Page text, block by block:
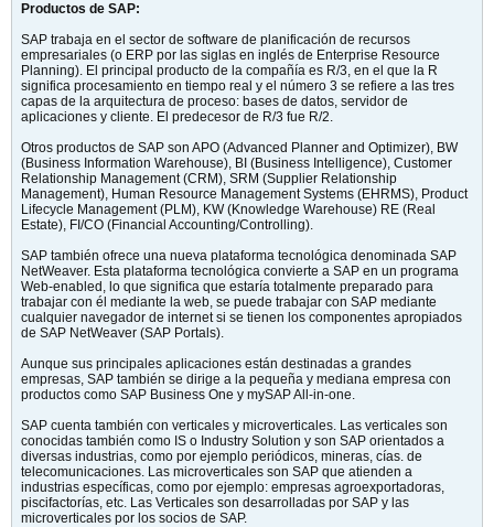
Productos de SAP:
SAP trabaja en el sector de software de planificación de recursos
empresariales (o ERP por las siglas en inglés de Enterprise Resource
Planning). El principal producto de la compañía es R/3, en el que la R
significa procesamiento en tiempo real y el número 3 se refiere a las tres
capas de la arquitectura de proceso: bases de datos, servidor de
aplicaciones y cliente. El predecesor de R/3 fue R/2.
Otros productos de SAP son APO (Advanced Planner and Optimizer), BW
(Business Information Warehouse), BI (Business Intelligence), Customer
Relationship Management (CRM), SRM (Supplier Relationship
Management), Human Resource Management Systems (EHRMS), Product
Lifecycle Management (PLM), KW (Knowledge Warehouse) RE (Real
Estate), FI/CO (Financial Accounting/Controlling).
SAP también ofrece una nueva plataforma tecnológica denominada SAP
NetWeaver. Esta plataforma tecnológica convierte a SAP en un programa
Web-enabled, lo que significa que estaría totalmente preparado para
trabajar con él mediante la web, se puede trabajar con SAP mediante
cualquier navegador de internet si se tienen los componentes apropiados
de SAP NetWeaver (SAP Portals).
Aunque sus principales aplicaciones están destinadas a grandes
empresas, SAP también se dirige a la pequeña y mediana empresa con
productos como SAP Business One y mySAP All-in-one.
SAP cuenta también con verticales y microverticales. Las verticales son
conocidas también como IS o Industry Solution y son SAP orientados a
diversas industrias, como por ejemplo periódicos, mineras, cías. de
telecomunicaciones. Las microverticales son SAP que atienden a
industrias específicas, como por ejemplo: empresas agroexportadoras,
piscifactorías, etc. Las Verticales son desarrolladas por SAP y las
microverticales por los socios de SAP.